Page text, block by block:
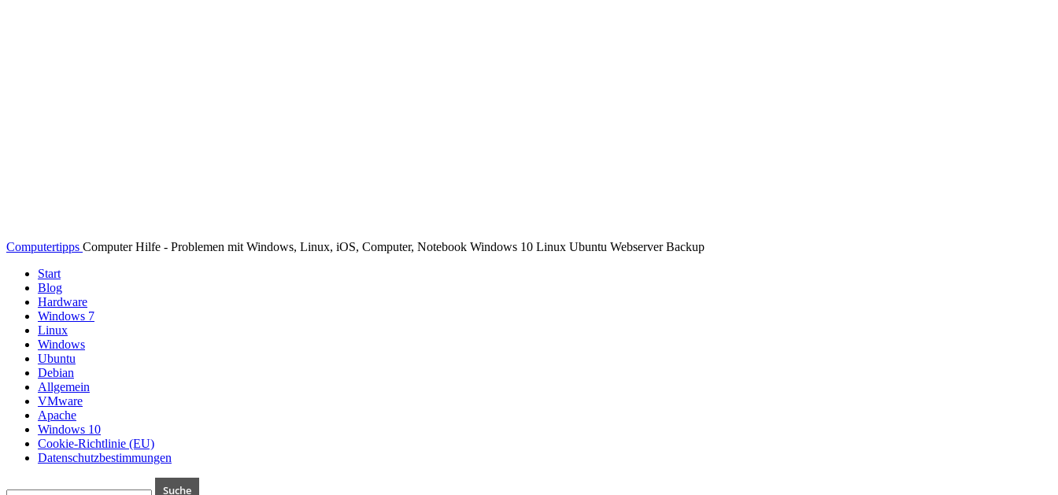
Computertipps Computer Hilfe - Problemen mit Windows, Linux, iOS, Computer, Notebook Windows 10 Linux Ubuntu Webserver Backup
Start
Blog
Hardware
Windows 7
Linux
Windows
Ubuntu
Debian
Allgemein
VMware
Apache
Windows 10
Cookie-Richtlinie (EU)
Datenschutzbestimmungen